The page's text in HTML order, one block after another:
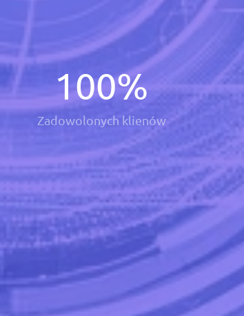
100%
Zadowolonych klienów